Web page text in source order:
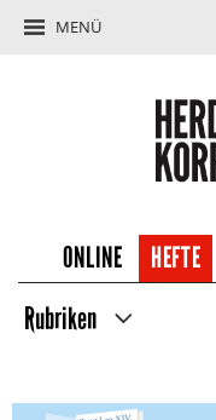
MENÜ
ONLINE HEFTE
Rubriken